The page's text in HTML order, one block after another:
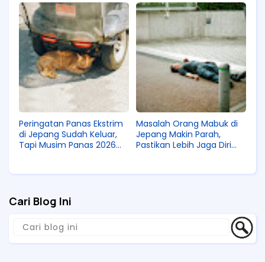
Nih!
Peringatan Panas Ekstrim
di Jepang Sudah Keluar,
Tapi Musim Panas 2026
Masalah Orang Mabuk di
Jepang Makin Parah,
Pastikan Lebih Jaga Diri
Cari Blog Ini